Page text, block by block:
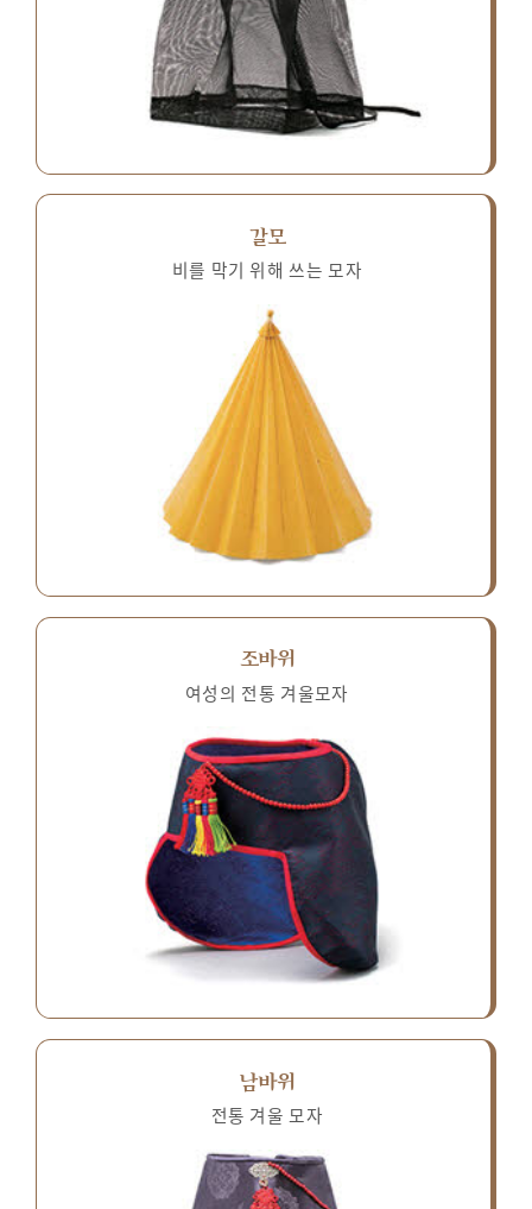
갈모
비를 막기 위해 쓰는 모자
조바위
여성의 전통 겨울모자
남바위
전통 겨울 모자